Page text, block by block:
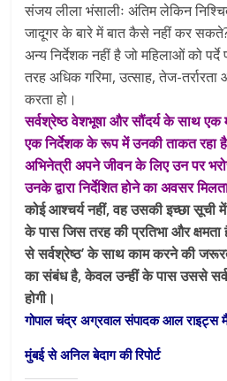
संजय लीला भंसालीः अंतिम लेकिन
जादूगर के बारे में बात कैसे नहीं कर
अन्य निर्देशक नहीं है जो महिलाओं को
तरह अधिक गरिमा, उत्साह, तेज-
करता हो।
सर्वश्रेष्ठ वेशभूषा और सौंदर्य के साथ एक
एक निर्देशक के रूप में उनकी ताकत रहा
अभिनेत्री अपने जीवन के लिए उन पर
उनके द्वारा निर्देशित होने का अवसर
कोई आश्चर्य नहीं, वह उसकी इच्छा सूची
के पास जिस तरह की प्रतिभा और क्षमता
से सर्वश्रेष्ठ’ के साथ काम करने की
का संबंध है, केवल उन्हीं के पास उससे
होगी।
गोपाल चंद्र अग्रवाल संपादक आल राइट्स
मुंबई से अनिल बेदाग की रिपोर्ट